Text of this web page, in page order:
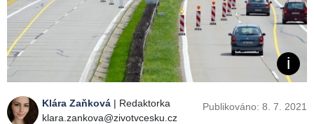
Klára Zaňková | Redaktorka
klara.zankova@zivotvcesku.cz
Publikováno: 8. 7. 2021